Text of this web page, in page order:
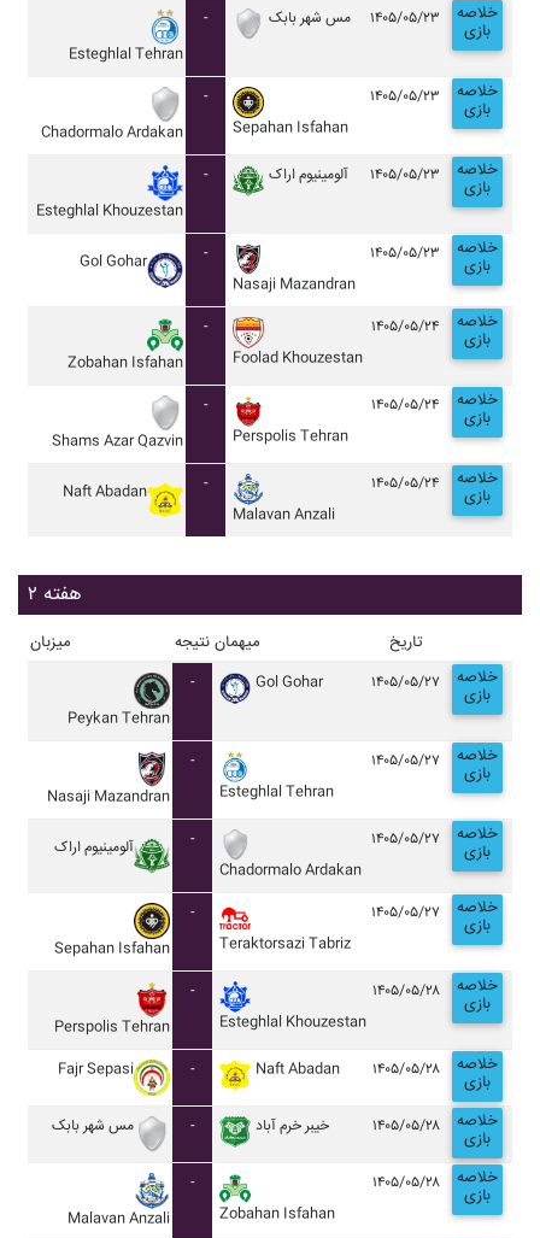
Esteghlal Tehran
- مس شهر بابک ۱۴۰۵/۰۵/۲۳ خلاصه
بازی
Chadormalo Ardakan
-
Sepahan Isfahan
۱۴۰۵/۰۵/۲۳ خلاصه
بازی
Esteghlal Khouzestan
- آلومينيوم اراک ۱۴۰۵/۰۵/۲۳ خلاصه
بازی
Gol Gohar
-
Nasaji Mazandran
۱۴۰۵/۰۵/۲۳ خلاصه
بازی
Zobahan Isfahan
-
Foolad Khouzestan
۱۴۰۵/۰۵/۲۴ خلاصه
بازی
Shams Azar Qazvin
-
Perspolis Tehran
۱۴۰۵/۰۵/۲۴ خلاصه
بازی
Naft Abadan
-
Malavan Anzali
۱۴۰۵/۰۵/۲۴ خلاصه
بازی
هفته ۲
میزبان نتیجه میهمان تاریخ
Peykan Tehran
- Gol Gohar ۱۴۰۵/۰۵/۲۷ خلاصه
بازی
Nasaji Mazandran
-
Esteghlal Tehran
۱۴۰۵/۰۵/۲۷ خلاصه
بازی
آلومينيوم اراک
-
Chadormalo Ardakan
۱۴۰۵/۰۵/۲۷ خلاصه
بازی
Sepahan Isfahan
-
Teraktorsazi Tabriz
۱۴۰۵/۰۵/۲۷ خلاصه
بازی
Perspolis Tehran
-
Esteghlal Khouzestan
۱۴۰۵/۰۵/۲۸ خلاصه
بازی
Fajr Sepasi - Naft Abadan ۱۴۰۵/۰۵/۲۸ خلاصه
بازی
مس شهر بابک - خيبر خرم آباد ۱۴۰۵/۰۵/۲۸ خلاصه
بازی
Malavan Anzali
-
Zobahan Isfahan
۱۴۰۵/۰۵/۲۸ خلاصه
بازی